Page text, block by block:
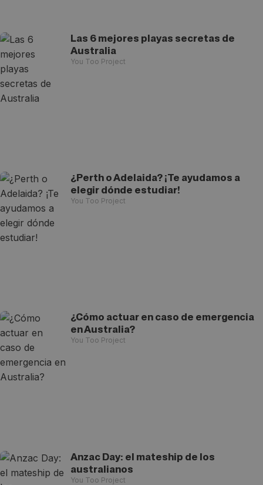
Las 6 mejores playas secretas de
Australia
You Too Project
¿Perth o Adelaida? ¡Te ayudamos a
elegir dónde estudiar!
You Too Project
¿Cómo actuar en caso de emergencia
en Australia?
You Too Project
Anzac Day: el mateship de los
australianos
You Too Project